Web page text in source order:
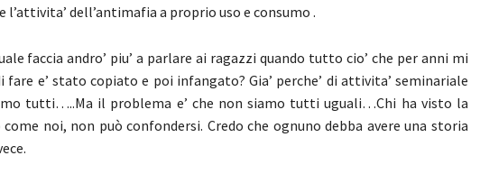
dell’antimafia a proprio uso e consumo .
faccia andro’ piu’ a parlare ai ragazzi quando tutto cio’ che per anni mi
fare e’ stato copiato e poi infangato? Gia’ perche’ di attivita’ seminariale
tutti…..Ma il problema e’ che non siamo tutti uguali…Chi ha visto la
noi, non può confondersi. Credo che ognuno debba avere una storia